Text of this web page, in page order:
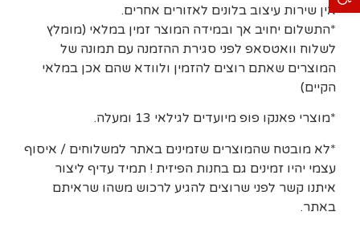
אין שירות עיצוב בלונים לאזורים אחרים.
*התשלום יחויב אך ובמידה המוצר זמין במלאי (מומלץ
לשלוח וואטסאפ לפני סגירת ההזמנה עם תמונה של
המוצרים שאתם רוצים להזמין ולוודא שהם אכן במלאי
הקיים)
*מוצרי פאנקו פופ מיועדים לגילאי 13 ומעלה.
*לא מובטח שהמוצרים שזמינים באתר למשלוחים / איסוף
עצמי יהיו זמינים גם בחנות הפיזית ! תמיד עדיף ליצור
איתנו קשר לפני שרוצים להגיע לרכוש משהו שראיתם
באתר.